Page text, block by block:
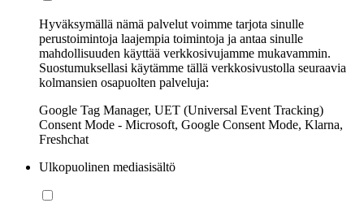
Hyväksymällä nämä palvelut voimme tarjota sinulle
perustoimintoja laajempia toimintoja ja antaa sinulle
mahdollisuuden käyttää verkkosivujamme mukavammin.
Suostumuksellasi käytämme tällä verkkosivustolla seuraavia
kolmansien osapuolten palveluja:
Google Tag Manager, UET (Universal Event Tracking)
Consent Mode - Microsoft, Google Consent Mode, Klarna,
Freshchat
Ulkopuolinen mediasisältö